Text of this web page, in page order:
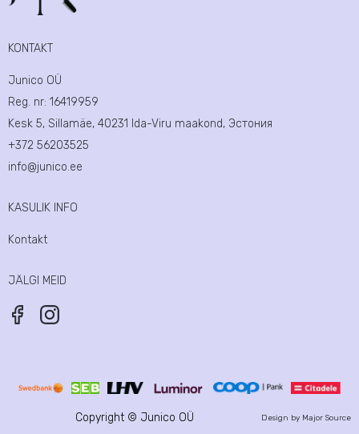
KONTAKT
Junico OÜ
Reg. nr: 16419959
Kesk 5, Sillamäe, 40231 Ida-Viru maakond, Эстония
+372 56203525
info@junico.ee
KASULIK INFO
Kontakt
JÄLGI MEID
Copyright © Junico OÜ Design by Major Source